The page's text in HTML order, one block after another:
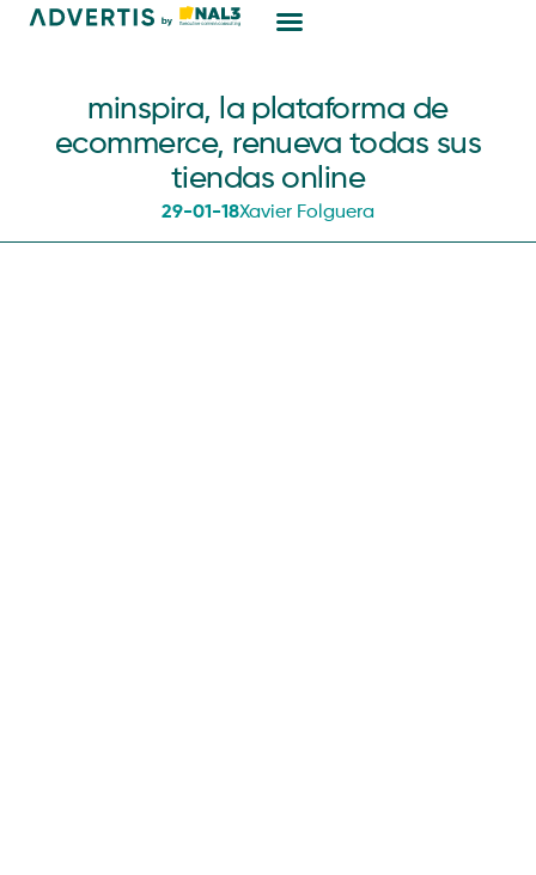
minspira, la plataforma de
ecommerce, renueva todas sus
tiendas online
29-01-18Xavier Folguera